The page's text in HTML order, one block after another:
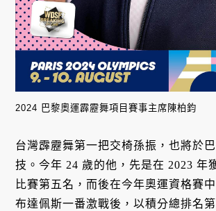
2024 巴黎奧運霹靂舞項目賽事主席陳柏鈞
台灣霹靂舞第一把交椅孫振，也將於
技。今年 24 歲的他，先是在 2023 年
比賽第五名，而後在今年奧運資格賽
布達佩斯一番激戰後，以積分總排名